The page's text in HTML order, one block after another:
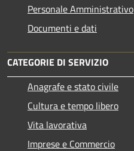
Personale Amministrativo
Documenti e dati
CATEGORIE DI SERVIZIO
Anagrafe e stato civile
Cultura e tempo libero
Vita lavorativa
Imprese e Commercio